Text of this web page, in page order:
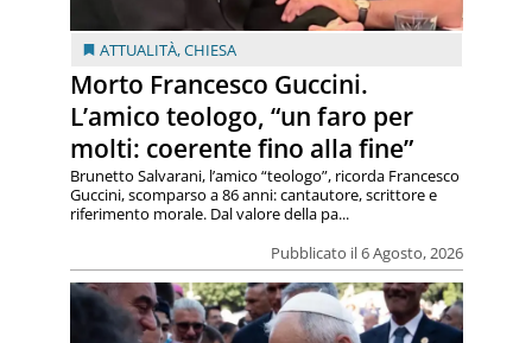
ATTUALITÀ,CHIESA
Morto Francesco Guccini.
L’amico teologo, “un faro per
molti: coerente fino alla fine”
Pubblicato il 6 Agosto, 2026
Brunetto Salvarani, l’amico “teologo”, ricorda Francesco
Guccini, scomparso a 86 anni: cantautore, scrittore e
riferimento morale. Dal valore della pa...